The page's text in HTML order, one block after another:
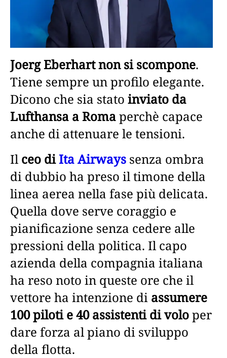
Joerg Eberhart non si scompone.
Tiene sempre un profilo elegante.
Dicono che sia stato inviato da
Lufthansa a Romaperchè capace
anche di attenuare le tensioni.
Ilceo diIta Airways senza ombra
di dubbio ha preso il timone della
linea aerea nella fase più delicata.
Quella dove serve coraggio e
pianificazione senza cedere alle
pressioni della politica. Il capo
azienda della compagnia italiana
ha reso noto in queste ore che il
vettore ha intenzione di assumere
100 piloti e 40 assistenti di voloper
dare forza al piano di sviluppo
della flotta.